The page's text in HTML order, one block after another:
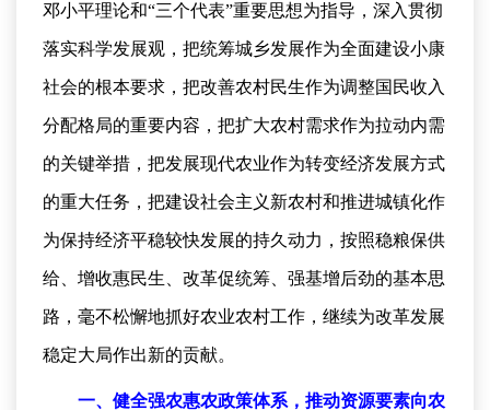
邓小平理论和“三个代表”重要思想为指导，深入贯彻
落实科学发展观，把统筹城乡发展作为全面建设小康
社会的根本要求，把改善农村民生作为调整国民收入
分配格局的重要内容，把扩大农村需求作为拉动内需
的关键举措，把发展现代农业作为转变经济发展方式
的重大任务，把建设社会主义新农村和推进城镇化作
为保持经济平稳较快发展的持久动力，按照稳粮保供
给、增收惠民生、改革促统筹、强基增后劲的基本思
路，毫不松懈地抓好农业农村工作，继续为改革发展
稳定大局作出新的贡献。
一、健全强农惠农政策体系，推动资源要素向农